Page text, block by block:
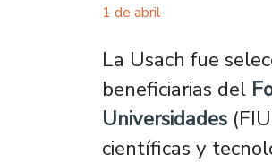
1 de abril
La Usach fue
beneficiarias del
Universidades
científicas y